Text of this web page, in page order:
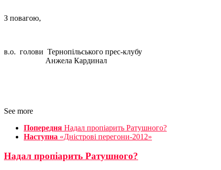
З повагою,
в.о. голови Тернопільського прес-клубу
Анжела Кардинал
See more
Попередня Надал пропіарить Ратушного?
Наступна «Дністрові перегони-2012»
Надал пропіарить Ратушного?